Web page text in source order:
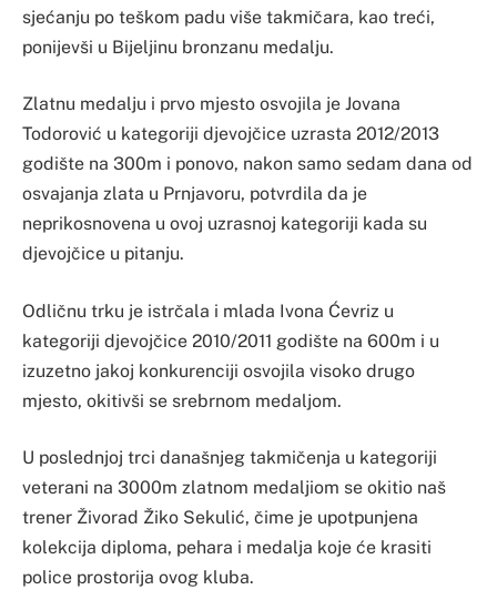
sjećanju po teškom padu više takmičara, kao treći,
ponijevši u Bijeljinu bronzanu medalju.
Zlatnu medalju i prvo mjesto osvojila je Jovana
Todorović u kategoriji djevojčice uzrasta 2012/2013
godište na 300m i ponovo, nakon samo sedam dana od
osvajanja zlata u Prnjavoru, potvrdila da je
neprikosnovena u ovoj uzrasnoj kategoriji kada su
djevojčice u pitanju.
Odličnu trku je istrčala i mlada Ivona Ćevriz u
kategoriji djevojčice 2010/2011 godište na 600m i u
izuzetno jakoj konkurenciji osvojila visoko drugo
mjesto, okitivši se srebrnom medaljom.
U poslednjoj trci današnjeg takmičenja u kategoriji
veterani na 3000m zlatnom medaljiom se okitio naš
trener Živorad Žiko Sekulić, čime je upotpunjena
kolekcija diploma, pehara i medalja koje će krasiti
police prostorija ovog kluba.